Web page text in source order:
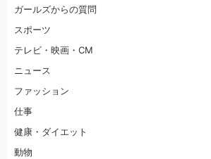
ガールズからの質問
スポーツ
テレビ・映画・CM
ニュース
ファッション
仕事
健康・ダイエット
動物